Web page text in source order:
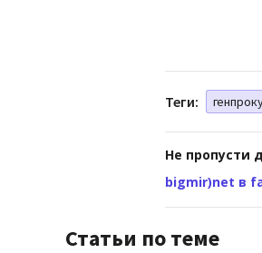
Теги:
Не пропусти
bigmir)net в
Статьи по теме